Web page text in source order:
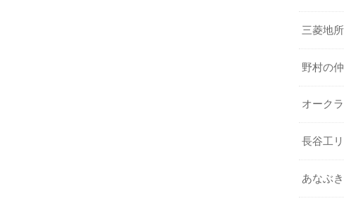
三菱地
野村の
オーク
長谷工
あなぶ